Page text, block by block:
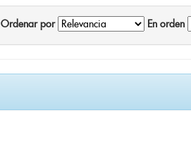
Ordenar por En orden